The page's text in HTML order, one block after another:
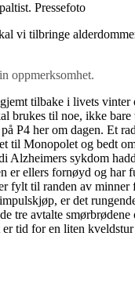
Pressefoto
vi tilbringe
oppmerksomhet.
tilbake i livets vinter
brukes til noe, ikke
P4 her om dagen. Et
til Monopolet og bedt
Alzheimers sykdom
ellers fornøyd og har
fylt til randen av
er det
tre avtalte
tid for en liten